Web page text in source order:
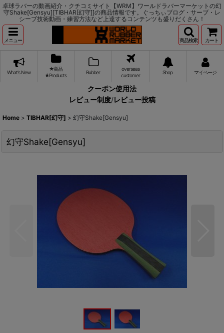
卓球ラバーの動画紹介・クチコミサイト【WRM】ワールドラバーマーケットの幻
守Shake[Gensyu][TIBHAR[幻守]]の商品情報です。ぐっちぃブログ・サーブ・レ
シーブ技術動画・練習方法など上達するコンテンツも盛りだくさん！
メニュー 商品検索 カート
What's New
★商品
★Products
Rubber
overseas
customer
Shop マイページ
クーポン使用法
レビュー制度/レビュー投稿
Home > TIBHAR[幻守] > 幻守Shake[Gensyu]
幻守Shake[Gensyu]